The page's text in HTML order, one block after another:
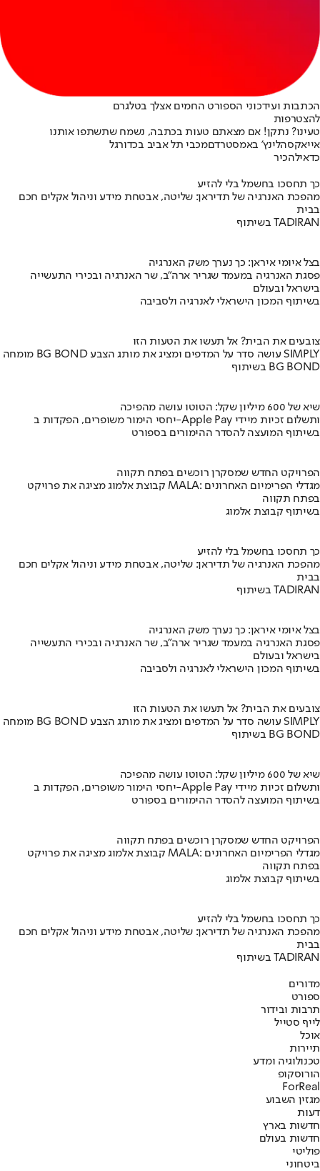
הכתבות ועידכוני הספורט החמים אצלך בטלגרם
להצטרפות
טעינו? נתקן! אם מצאתם טעות בכתבה, נשמח שתשתפו אותנו
אייאקסהלינץ' באמסטרדםמכבי תל אביב בכדורגל
כדאילהכיר
כך תחסכו בחשמל בלי להזיע
מהפכת האנרגיה של תדיראן: שליטה, אבטחת מידע וניהול אקלים חכם
בבית
בשיתוף TADIRAN
בצל איומי איראן: כך נערך משק האנרגיה
פסגת האנרגיה במעמד שגריר ארה"ב, שר האנרגיה ובכירי התעשייה
בישראל ובעולם
בשיתוף המכון הישראלי לאנרגיה ולסביבה
צובעים את הבית? אל תעשו את הטעות הזו
מומחה BG BOND עושה סדר על המדפים ומציג את מותג הצבע SIMPLY
בשיתוף BG BOND
שיא של 600 מיליון שקל: הטוטו עושה מהפיכה
יחסי הימור משופרים, הפקדות ב-Apple Pay ותשלום זכיות מיידי
בשיתוף המועצה להסדר ההימורים בספורט
הפרויקט החדש שמסקרן רוכשים בפתח תקווה
קבוצת אלמוג מציגה את פרויקט MALA: מגדלי הפרימיום האחרונים
בפתח תקווה
בשיתוף קבוצת אלמוג
כך תחסכו בחשמל בלי להזיע
מהפכת האנרגיה של תדיראן: שליטה, אבטחת מידע וניהול אקלים חכם
בבית
בשיתוף TADIRAN
בצל איומי איראן: כך נערך משק האנרגיה
פסגת האנרגיה במעמד שגריר ארה"ב, שר האנרגיה ובכירי התעשייה
בישראל ובעולם
בשיתוף המכון הישראלי לאנרגיה ולסביבה
צובעים את הבית? אל תעשו את הטעות הזו
מומחה BG BOND עושה סדר על המדפים ומציג את מותג הצבע SIMPLY
בשיתוף BG BOND
שיא של 600 מיליון שקל: הטוטו עושה מהפיכה
יחסי הימור משופרים, הפקדות ב-Apple Pay ותשלום זכיות מיידי
בשיתוף המועצה להסדר ההימורים בספורט
הפרויקט החדש שמסקרן רוכשים בפתח תקווה
קבוצת אלמוג מציגה את פרויקט MALA: מגדלי הפרימיום האחרונים
בפתח תקווה
בשיתוף קבוצת אלמוג
כך תחסכו בחשמל בלי להזיע
מהפכת האנרגיה של תדיראן: שליטה, אבטחת מידע וניהול אקלים חכם
בבית
בשיתוף TADIRAN
מדורים
ספורט
תרבות ובידור
לייף סטייל
אוכל
תיירות
טכנולוגיה ומדע
הורוסקופ
ForReal
מגזין השבוע
דעות
חדשות בארץ
חדשות בעולם
פוליטי
ביטחוני